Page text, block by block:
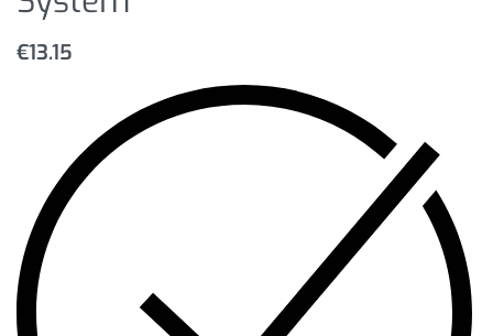
€13.15